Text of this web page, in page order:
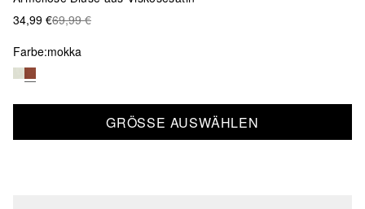
34,99 €69,99 €
Farbe:mokka
GRÖSSE AUSWÄHLEN